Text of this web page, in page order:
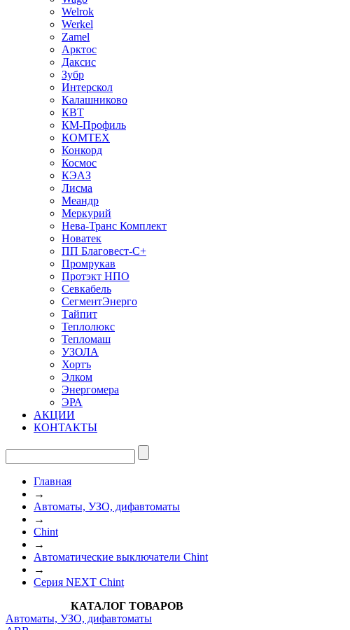
Welrok
Werkel
Zamel
Арктос
Даксис
Зубр
Интерскол
Калашниково
КВТ
КМ-Профиль
КОМТЕХ
Конкорд
Космос
КЭАЗ
Лисма
Меандр
Меркурий
Нева-Транс Комплект
Новатек
ПП Благовест-С+
Промрукав
Протэкт НПО
Севкабель
СегментЭнерго
Тайпит
Теплолюкс
Тепломаш
УЗОЛА
Хортъ
Элком
Энергомера
ЭРА
АКЦИИ
КОНТАКТЫ
Главная
→
Автоматы, УЗО, дифавтоматы
→
Chint
→
Автоматические выключатели Chint
→
Серия NEXT Chint
КАТАЛОГ ТОВАРОВ
Автоматы, УЗО, дифавтоматы